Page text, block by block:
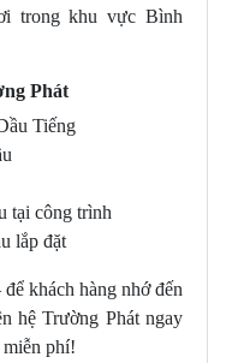
trong khu vực Bình
Phát
Tiếng
tại công trình
lắp đặt
khách hàng nhớ đến
hệ Trường Phát ngay
phí!